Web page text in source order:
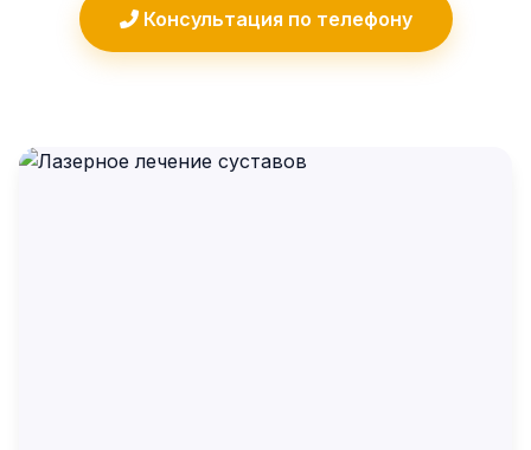
Консультация по телефону